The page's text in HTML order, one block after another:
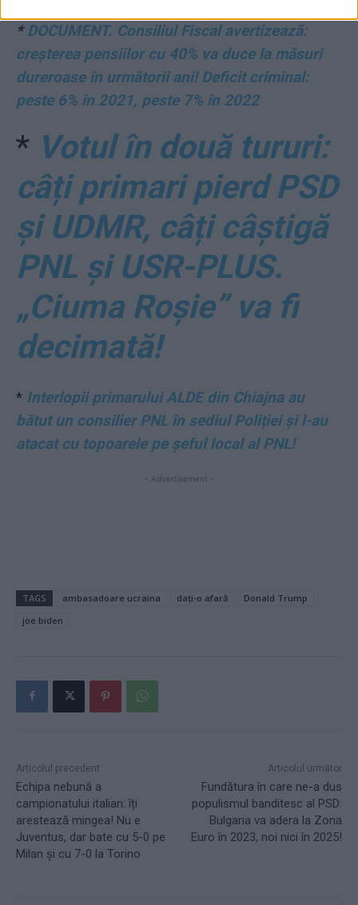
*DOCUMENT. Consiliul Fiscal avertizează:
creșterea pensiilor cu 40% va duce la măsuri
dureroase în următorii ani! Deficit criminal:
peste 6% în 2021, peste 7% în 2022
* Votul în două tururi:
câți primari pierd PSD
și UDMR, câți câștigă
PNL și USR-PLUS.
„Ciuma Roșie” va fi
decimată!
* Interlopii primarului ALDE din Chiajna au
bătut un consilier PNL în sediul Poliției și l-au
atacat cu topoarele pe șeful local al PNL!
- Advertisement -
TAGS ambasadoare ucraina dați-o afară
Donald Trump
joe biden
Articolul precedent
Echipa nebună a
campionatului italian: îți
arestează mingea! Nu e
Juventus, dar bate cu 5-0 pe
Milan și cu 7-0 la Torino
Articolul următor
Fundătura în care ne-a dus
populismul banditesc al PSD:
Bulgaria va adera la Zona
Euro în 2023, noi nici în 2025!